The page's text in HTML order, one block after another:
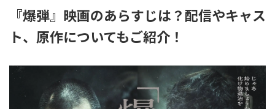
『爆弾』映画のあらすじは？配信やキャス
ト、原作についてもご紹介！